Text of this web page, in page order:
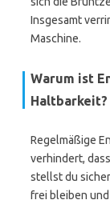
Insgesamt
Maschine.
Warum ist
Haltbarkeit?
Regelmäßige
verhindert,
stellst du
frei bleiben